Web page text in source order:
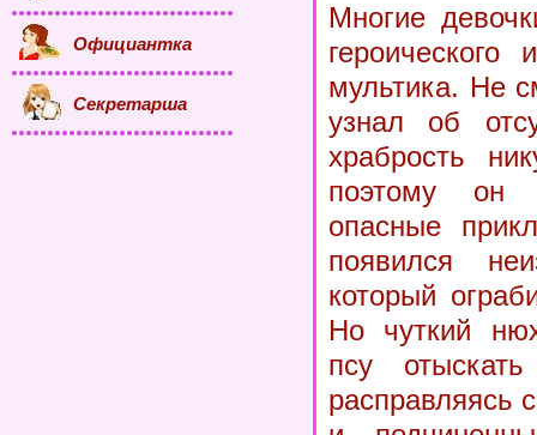
Многие
мультика. Не
узнал об
храбрость
поэтому
опасные
появился
который
Но чуткий
псу
расправляясь
Официантка
Секретарша